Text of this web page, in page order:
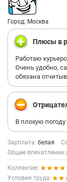
Город: Москва
Плюсы в
Работаю
Очень удобно,
обязана
В плохую
Зарплата: белая
Общее впечатление:
Коллектив:
Условия труда: